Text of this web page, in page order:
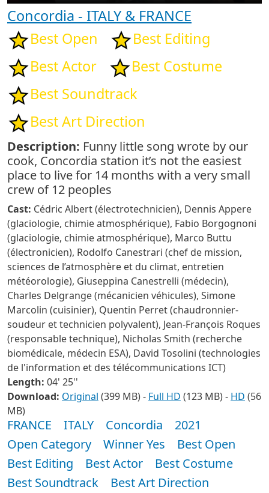
Concordia - ITALY & FRANCE
Best Open
Best Editing
Best Actor
Best Costume
Best Soundtrack
Best Art Direction
Description: Funny little song wrote by our
cook, Concordia station it’s not the easiest
place to live for 14 months with a very small
crew of 12 peoples
Cast: Cédric Albert (électrotechnicien), Dennis Appere
(glaciologie, chimie atmosphérique), Fabio Borgognoni
(glaciologie, chimie atmosphérique), Marco Buttu
(électronicien), Rodolfo Canestrari (chef de mission,
sciences de l’atmosphère et du climat, entretien
météorologie), Giuseppina Canestrelli (médecin),
Charles Delgrange (mécanicien véhicules), Simone
Marcolin (cuisinier), Quentin Perret (chaudronnier-
soudeur et technicien polyvalent), Jean-François Roques
(responsable technique), Nicholas Smith (recherche
biomédicale, médecin ESA), David Tosolini (technologies
de l'information et des télécommunications ICT)
Length: 04' 25''
Download: Original (399 MB) - Full HD (123 MB) - HD (56
MB)
FRANCE ITALY Concordia
2021
Open Category
Winner Yes
Best Open
Best Editing
Best Actor
Best Costume
Best Soundtrack
Best Art Direction